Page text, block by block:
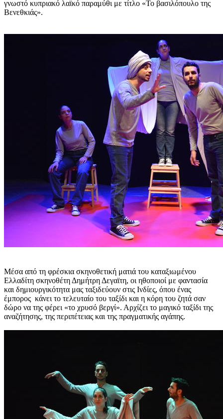
γνωστό κυπριακό λαϊκό παραμύθι με τίτλο «Το βασιλόπουλο της
Βενεθκιάς».
Μέσα από τη φρέσκια σκηνοθετική ματιά του καταξιωμένου
Ελλαδίτη σκηνοθέτη Δημήτρη Δεγαϊτη, οι ηθοποιοί με φαντασία
και δημιουργικότητα μας ταξιδεύουν στις Ινδίες, όπου ένας
έμπορος κάνει το τελευταίο του ταξίδι και η κόρη του ζητά σαν
δώρο να της φέρει «το χρυσό βεργί». Αρχίζει το μαγικό ταξίδι της
αναζήτησης, της περιπέτειας και της πραγματικής αγάπης.